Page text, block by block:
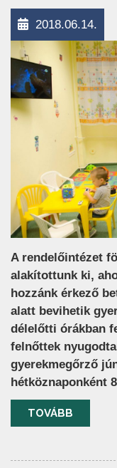
2018.06.14.
A rendelőintézet
alakítottunk ki,
hozzánk érkező
alatt bevihetik
délelőtti órákban
felnőttek
gyerekmegőrző
hétköznaponként
TOVÁBB